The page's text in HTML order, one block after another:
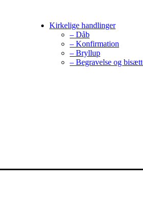
Kirkelige handlinger
– Dåb
– Konfirmation
– Bryllup
– Begravelse og